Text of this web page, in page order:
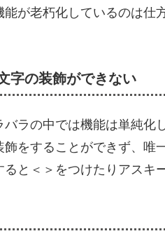
能が老朽化しているのは仕
字の装飾ができない
ラの中では機能は単純化
飾をすることができず、唯
ると＜＞をつけたりアスキ